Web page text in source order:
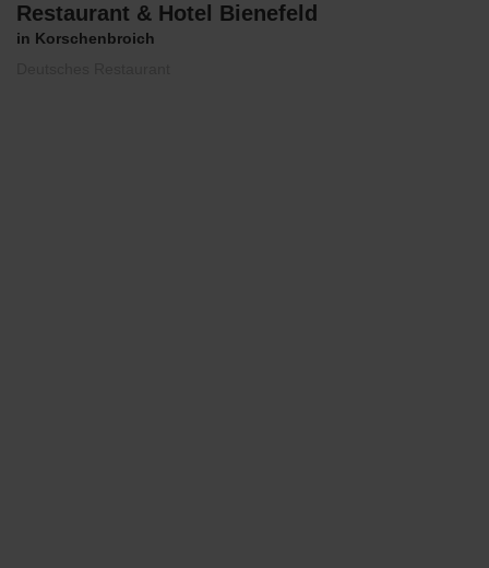
Restaurant & Hotel Bienefeld
in Korschenbroich